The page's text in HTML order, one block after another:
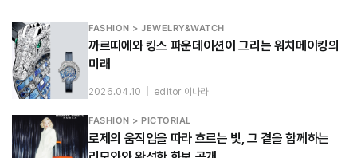
FASHION > JEWELRY&WATCH
까르띠에와 킹스 파운데이션이 그리는 워치메이킹의
미래
2026.04.10 editor 이나라
FASHION > PICTORIAL
로제의 움직임을 따라 흐르는 빛, 그 곁을 함께하는